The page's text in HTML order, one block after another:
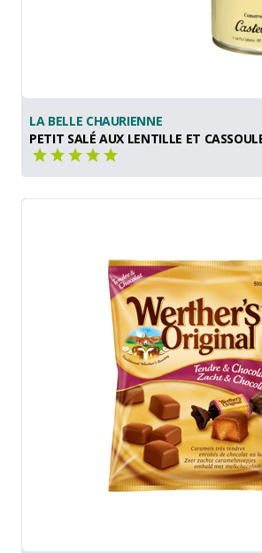
LA BELLE CHAURIENNE
PETIT SALÉ AUX LENTILLE ET